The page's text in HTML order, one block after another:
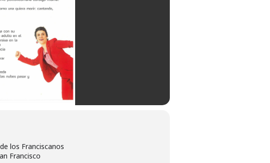
los Franciscanos
Francisco